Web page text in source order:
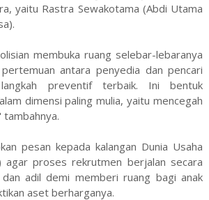
yaitu Rastra Sewakotama (Abdi Utama
membuka ruang selebar-lebaranya
antara penyedia dan pencari
preventif terbaik. Ini bentuk
dimensi paling mulia, yaitu mencegah
pesan kepada kalangan Dunia Usaha
agar proses rekrutmen berjalan secara
adil demi memberi ruang bagi anak
aset berharganya.